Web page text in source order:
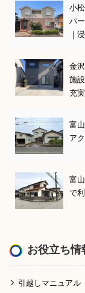
小
パ
｜
金
施
充
富
ア
富
で
お役立ち情
引越しマニュアル